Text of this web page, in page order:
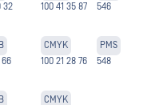
32
100 41 35 87
546
66
CMYK
100 21 28 76
PMS
548
CMYK